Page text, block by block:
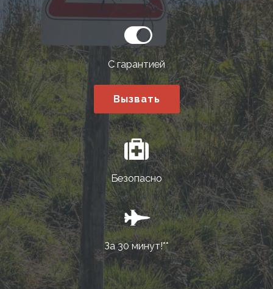
С гарантией
Вызвать
Безопасно
За 30 минут!**